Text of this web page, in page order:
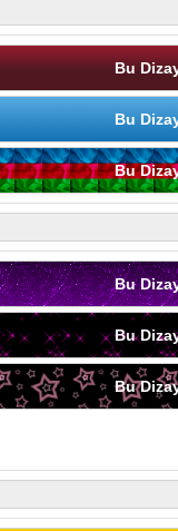
Bu
Bu
Bu
Bu
Bu
Bu